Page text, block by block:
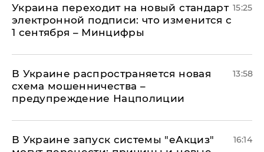
Украина переходит на новый стандарт
электронной подписи: что изменится с
1 сентября – Минцифры
15:25
В Украине распространяется новая
схема мошенничества –
предупреждение Нацполиции
13:58
В Украине запуск системы "еАкциз"
16:14